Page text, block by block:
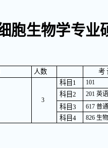
胞生物学专
人数
考
3
科目1 101
科目2 201 英
科目3
617 普
科目4 826 生